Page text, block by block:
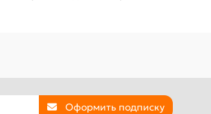
Оформить подписку